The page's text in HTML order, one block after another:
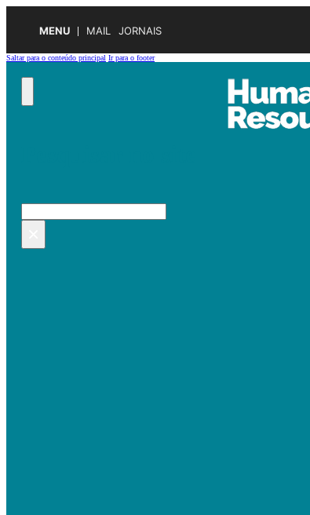
MENU MAIL JORNAIS
Saltar para o conteúdo principal Ir para o footer
Pesquisar